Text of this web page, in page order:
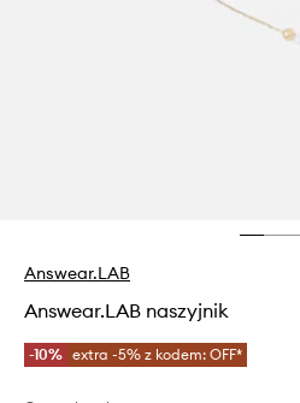
Answear.LAB
Answear.LAB naszyjnik
-10% extra -5% z kodem: OFF*